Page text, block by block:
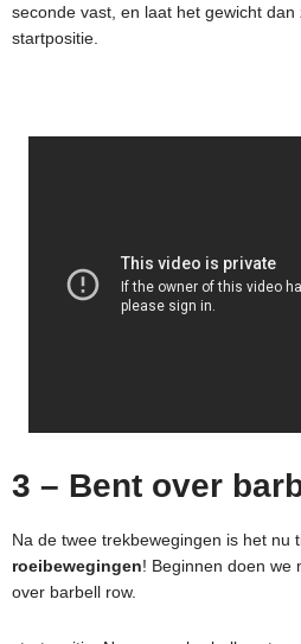
seconde vast, en laat het gewicht
startpositie.
3 – Bent over
Na de twee trekbewegingen is het nu
roeibewegingen! Beginnen doen we
over barbell row.